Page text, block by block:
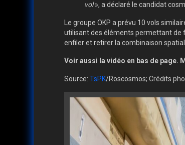
vol», a déclaré le candidat
Le groupe OKP a prévu 10 vols
utilisant des éléments permettant de
enfiler et retirer la combinaison
Voir aussi la vidéo en bas de page.
Source: TsPK/Roscosmos; Crédits